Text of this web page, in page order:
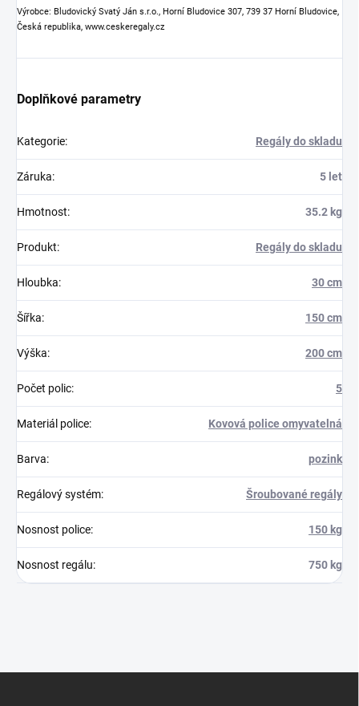
Výrobce: Bludovický Svatý Ján s.r.o., Horní Bludovice 307, 739 37 Horní Bludovice,
Česká republika, www.ceskeregaly.cz
Doplňkové parametry
Kategorie: Regály do skladu
Záruka: 5 let
Hmotnost: 35.2 kg
Produkt: Regály do skladu
Hloubka: 30 cm
Šířka: 150 cm
Výška: 200 cm
Počet polic: 5
Materiál police: Kovová police omyvatelná
Barva: pozink
Regálový systém: Šroubované regály
Nosnost police: 150 kg
Nosnost regálu: 750 kg